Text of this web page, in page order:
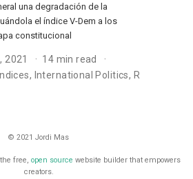
una degradación de la
el índice V-Dem a los
constitucional
2021
14 min read
Indices, International Politics, R
© 2021 Jordi Mas
free, open source website builder that empowers
creators.